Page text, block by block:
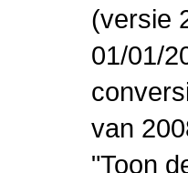
(versie
01/01/
van
"Toon